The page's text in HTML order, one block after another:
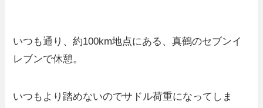
いつも通り、約100km地点にある、真鶴のセブンイ
レブンで休憩。
いつもより踏めないのでサドル荷重になってしま